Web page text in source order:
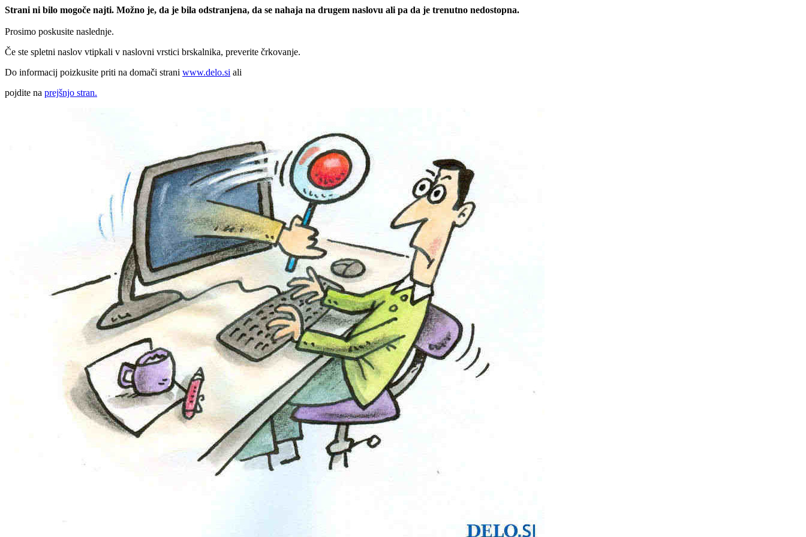
Strani ni bilo mogoče najti. Možno je, da je bila odstranjena, da se nahaja na drugem naslovu ali pa da je trenutno nedostopna.
Prosimo poskusite naslednje.
Če ste spletni naslov vtipkali v naslovni vrstici brskalnika, preverite črkovanje.
Do informacij poizkusite priti na domači strani www.delo.si ali
pojdite na prejšnjo stran.